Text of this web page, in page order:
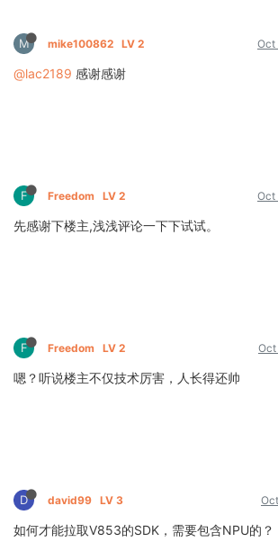
M mike100862 LV 2 Oct
@lac2189 感谢感谢
F Freedom LV 2 Oct
先感谢下楼主,浅浅评论一下下试试。
F Freedom LV 2 Oct
嗯？听说楼主不仅技术厉害，人长得还帅
D david99 LV 3
如何才能拉取V853的SDK，需要包含NPU的？